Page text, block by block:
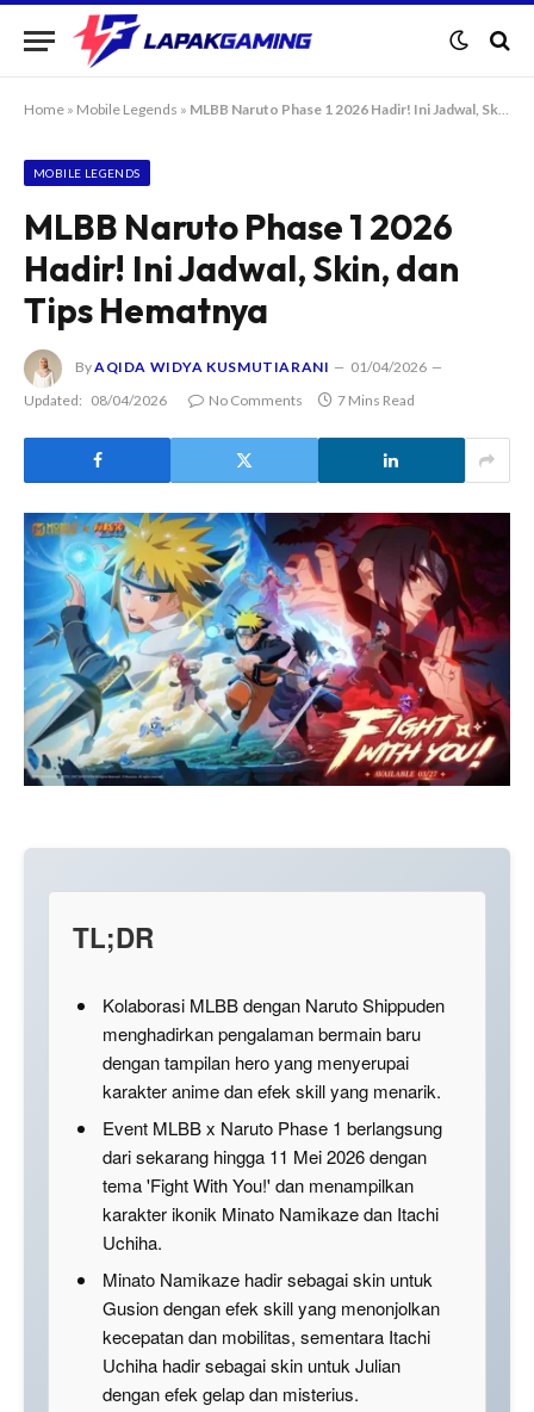
Home » Mobile Legends » MLBB Naruto Phase 1 2026 Hadir! Ini Jadwal, Skin, dan Tips Hematnya
MOBILE LEGENDS
MLBB Naruto Phase 1 2026
Hadir! Ini Jadwal, Skin, dan
Tips Hematnya
ByAQIDA WIDYA KUSMUTIARANI
01/04/2026
Updated: 08/04/2026 No Comments 7 Mins Read
TL;DR
Kolaborasi MLBB dengan Naruto Shippuden
menghadirkan pengalaman bermain baru
dengan tampilan hero yang menyerupai
karakter anime dan efek skill yang menarik.
Event MLBB x Naruto Phase 1 berlangsung
dari sekarang hingga 11 Mei 2026 dengan
tema 'Fight With You!' dan menampilkan
karakter ikonik Minato Namikaze dan Itachi
Uchiha.
Minato Namikaze hadir sebagai skin untuk
Gusion dengan efek skill yang menonjolkan
kecepatan dan mobilitas, sementara Itachi
Uchiha hadir sebagai skin untuk Julian
dengan efek gelap dan misterius.